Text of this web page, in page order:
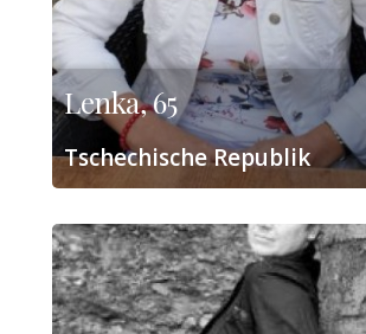
Lenka, 65
Tschechische Republik